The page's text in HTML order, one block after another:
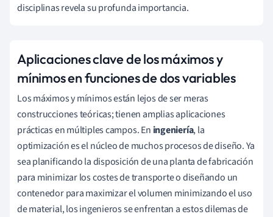
disciplinas revela su profunda importancia.
Aplicaciones clave de los máximos y
mínimos en funciones de dos variables
Los máximos y mínimos están lejos de ser meras
construcciones teóricas; tienen amplias aplicaciones
prácticas en múltiples campos. En ingeniería, la
optimización es el núcleo de muchos procesos de diseño. Ya
sea planificando la disposición de una planta de fabricación
para minimizar los costes de transporte o diseñando un
contenedor para maximizar el volumen minimizando el uso
de material, los ingenieros se enfrentan a estos dilemas de